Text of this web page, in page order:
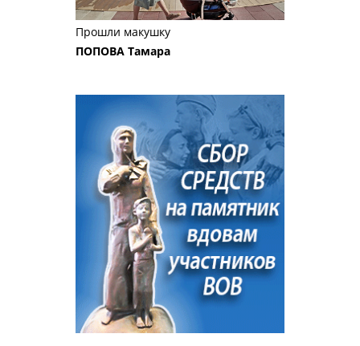
Прошли макушку
ПОПОВА Тамара